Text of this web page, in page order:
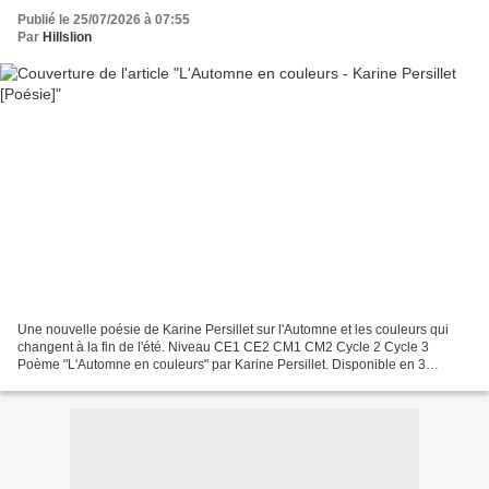
Publié le 25/07/2026 à 07:55
Par Hillslion
Une nouvelle poésie de Karine Persillet sur l'Automne et les couleurs qui
changent à la fin de l'été. Niveau CE1 CE2 CM1 CM2 Cycle 2 Cycle 3
Poème "L'Automne en couleurs" par Karine Persillet. Disponible en 3